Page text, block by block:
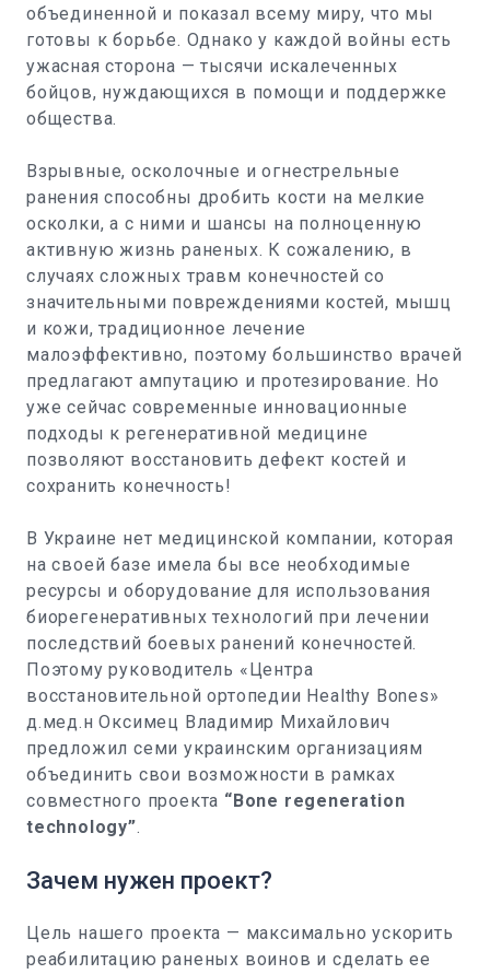
объединенной и показал всему миру, что мы
готовы к борьбе. Однако у каждой войны есть
ужасная сторона — тысячи искалеченных
бойцов, нуждающихся в помощи и поддержке
общества.
Взрывные, осколочные и огнестрельные
ранения способны дробить кости на мелкие
осколки, а с ними и шансы на полноценную
активную жизнь раненых. К сожалению, в
случаях сложных травм конечностей со
значительными повреждениями костей, мышц
и кожи, традиционное лечение
малоэффективно, поэтому большинство врачей
предлагают ампутацию и протезирование. Но
уже сейчас современные инновационные
подходы к регенеративной медицине
позволяют восстановить дефект костей и
сохранить конечность!
В Украине нет медицинской компании, которая
на своей базе имела бы все необходимые
ресурсы и оборудование для использования
биорегенеративных технологий при лечении
последствий боевых ранений конечностей.
Поэтому руководитель «Центра
восстановительной ортопедии Healthy Bones»
д.мед.н Оксимец Владимир Михайлович
предложил семи украинским организациям
объединить свои возможности в рамках
совместного проекта “Bone regeneration
technology”.
Зачем нужен проект?
Цель нашего проекта — максимально ускорить
реабилитацию раненых воинов и сделать ее